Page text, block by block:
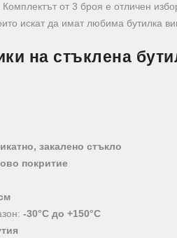
от 3 броя е отличен
искат да имат любима бутилка
на стъклена
закалено стъкло
покритие
-30°C до +150°C